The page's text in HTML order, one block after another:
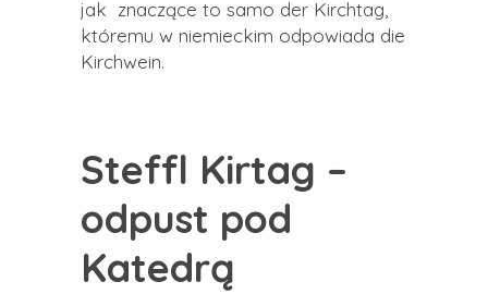
jak znaczące to samo der Kirchtag,
któremu w niemieckim odpowiada die
Kirchwein.
Steffl Kirtag –
odpust pod
Katedrą